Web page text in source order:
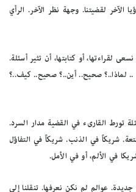
الآخر لقضيتنا. وجهة نظر الآخر. الرأي
لقراءتها، أو كتابتها، أن تثير أسئلة.
.. لماذا..؟ صحيح.. أين..؟ صحيح.. كيف..؟
تورط القارىء في القضية مدار السرد.
شريكاً في الذنب. شريكاً في التفاؤل
في الألم، أو في الأمل.
جديدة. عوالم لم نكن نعرفها. تنقلنا إلى